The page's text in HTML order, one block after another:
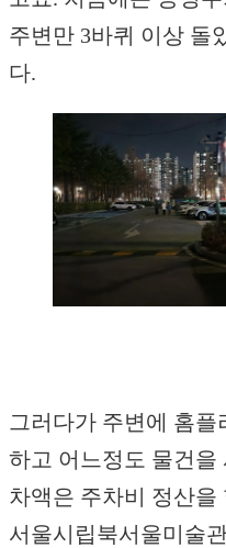
주변만 3바퀴 이상 돌
다.
그러다가 주변에 홈플
하고 어느정도 물건을
차액은 주차비 정산을
서울시립북서울미술